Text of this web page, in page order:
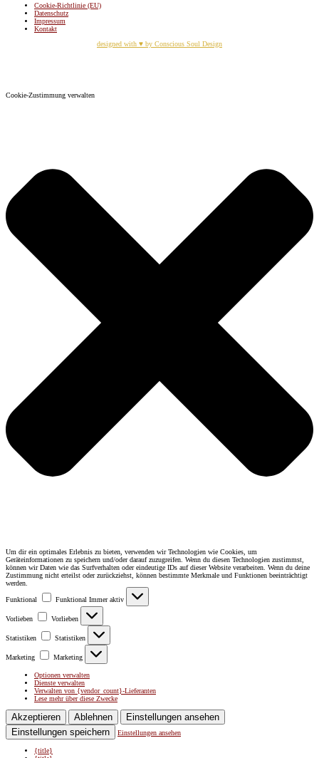
Cookie-Richtlinie (EU)
Datenschutz
Impressum
Kontakt
designed with ♥ by Conscious Soul Design
Cookie-Zustimmung verwalten
Um dir ein optimales Erlebnis zu bieten, verwenden wir Technologien wie Cookies, um
Geräteinformationen zu speichern und/oder darauf zuzugreifen. Wenn du diesen Technologien zustimmst,
können wir Daten wie das Surfverhalten oder eindeutige IDs auf dieser Website verarbeiten. Wenn du deine
Zustimmung nicht erteilst oder zurückziehst, können bestimmte Merkmale und Funktionen beeinträchtigt
werden.
Funktional Funktional Immer aktiv
Vorlieben Vorlieben
Statistiken Statistiken
Marketing Marketing
Optionen verwalten
Dienste verwalten
Verwalten von {vendor_count}-Lieferanten
Lese mehr über diese Zwecke
Akzeptieren Ablehnen
Einstellungen ansehen
Einstellungen speichern
Einstellungen ansehen
{title}